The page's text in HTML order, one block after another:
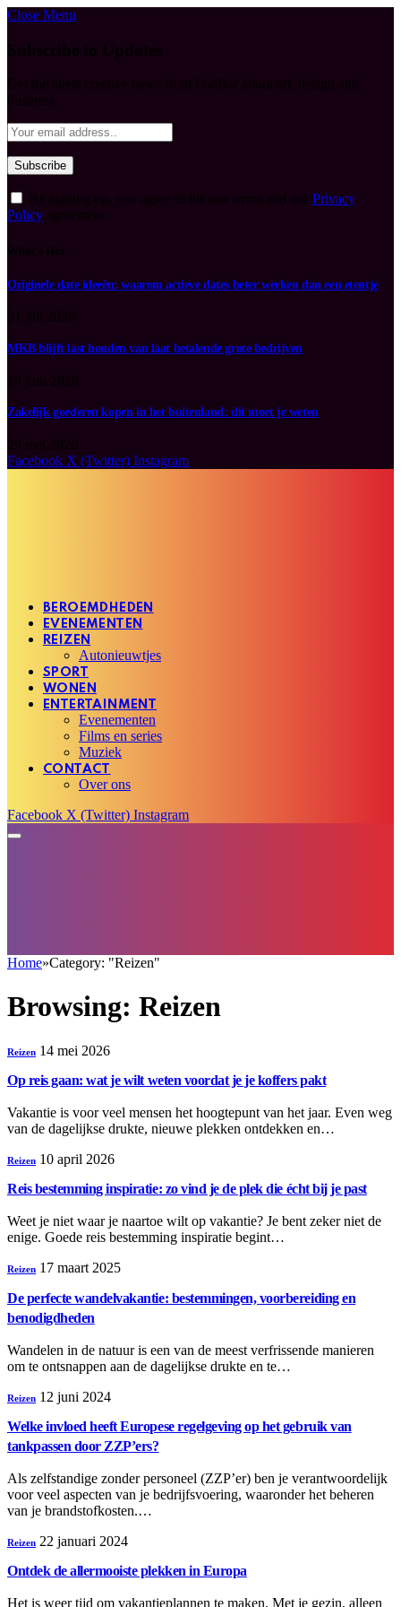
Close Menu
Privacy
Policy
Originele date ideeën: waarom actieve dates beter werken dan een etentje
MKB blijft last houden van laat betalende grote bedrijven
Zakelijk goederen kopen in het buitenland: dit moet je weten
Facebook X (Twitter) Instagram
BEROEMDHEDEN
EVENEMENTEN
REIZEN
Autonieuwtjes
SPORT
WONEN
ENTERTAINMENT
Evenementen
Films en series
Muziek
CONTACT
Over ons
Facebook X (Twitter) Instagram
Home»Category: "Reizen"
Browsing: Reizen
Reizen 14 mei 2026
Op reis gaan: wat je wilt weten voordat je je koffers pakt
Vakantie is voor veel mensen het hoogtepunt van het jaar. Even weg
van de dagelijkse drukte, nieuwe plekken ontdekken en…
Reizen 10 april 2026
Reis bestemming inspiratie: zo vind je de plek die écht bij je past
Weet je niet waar je naartoe wilt op vakantie? Je bent zeker niet de
enige. Goede reis bestemming inspiratie begint…
Reizen 17 maart 2025
De perfecte wandelvakantie: bestemmingen, voorbereiding en
benodigdheden
Wandelen in de natuur is een van de meest verfrissende manieren
om te ontsnappen aan de dagelijkse drukte en te…
Reizen 12 juni 2024
Welke invloed heeft Europese regelgeving op het gebruik van
tankpassen door ZZP’ers?
Als zelfstandige zonder personeel (ZZP’er) ben je verantwoordelijk
voor veel aspecten van je bedrijfsvoering, waaronder het beheren
van je brandstofkosten.…
Reizen 22 januari 2024
Ontdek de allermooiste plekken in Europa
Het is weer tijd om vakantieplannen te maken. Met je gezin, alleen